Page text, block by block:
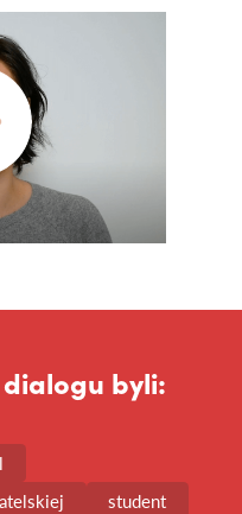
byli:
student